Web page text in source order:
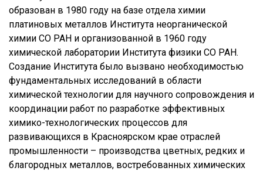
образован в 1980 году на базе отдела химии
платиновых металлов Института неорганической
химии СО РАН и организованной в 1960 году
химической лаборатории Института физики СО РАН.
Создание Института было вызвано необходимостью
фундаментальных исследований в области
химической технологии для научного сопровождения и
координации работ по разработке эффективных
химико-технологических процессов для
развивающихся в Красноярском крае отраслей
промышленности – производства цветных, редких и
благородных металлов, востребованных химических